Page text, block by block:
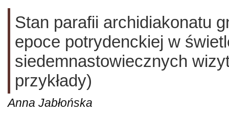
Stan parafii archidiakonatu
epoce potrydenckiej w
siedemnastowiecznych
przykłady)
Anna Jabłońska